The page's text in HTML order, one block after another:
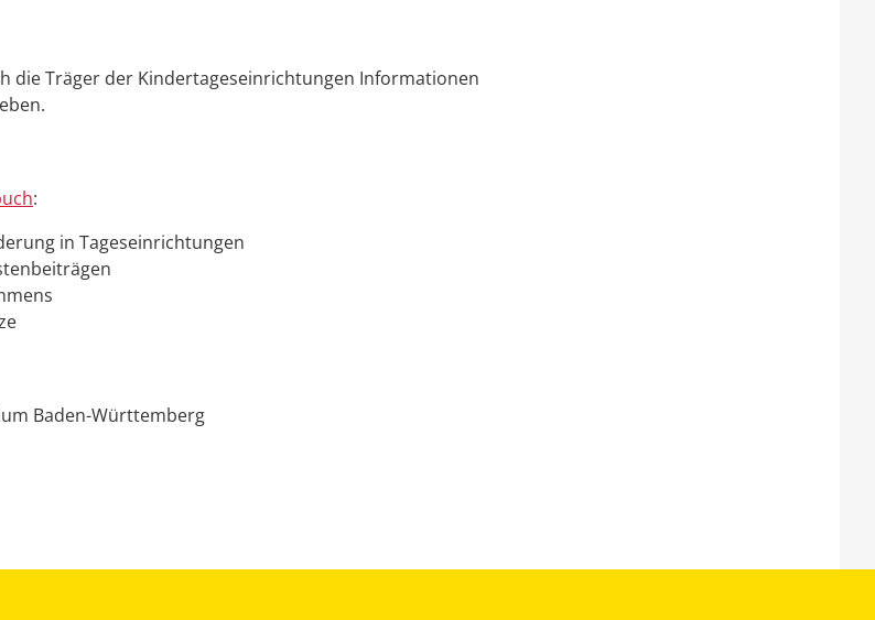
die Träger der Kindertageseinrichtungen Informationen
:
in Tageseinrichtungen
Baden-Württemberg